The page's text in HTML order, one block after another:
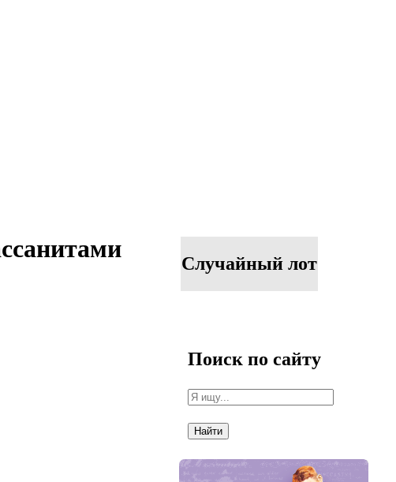
Случайный лот
Поиск по сайту